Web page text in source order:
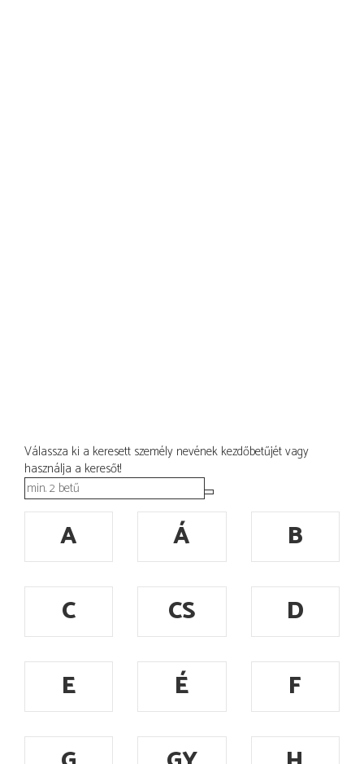
Válassza ki a keresett személy nevének kezdőbetűjét vagy
használja a keresőt!
A Á
B
C
CS
D
E
É
F